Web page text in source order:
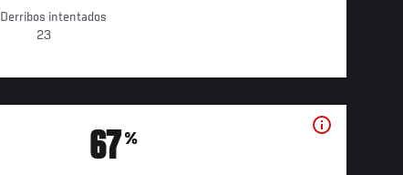
Derribos intentados
23
67 %